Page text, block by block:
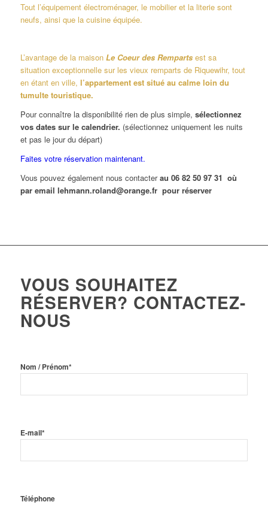
Tout l’équipement électroménager, le mobilier et la literie sont
neufs, ainsi que la cuisine équipée.
L’avantage de la maison Le Coeur des Remparts est sa
situation exceptionnelle sur les vieux remparts de Riquewihr, tout
en étant en ville, l’appartement est situé au calme loin du
tumulte touristique.
Pour connaître la disponibilité rien de plus simple, sélectionnez
vos dates sur le calendrier. (sélectionnez uniquement les nuits
et pas le jour du départ)
Faites votre réservation maintenant.
Vous pouvez également nous contacterau 06 82 50 97 31 où
par email lehmann.roland@orange.fr pour réserver
VOUS SOUHAITEZ
RÉSERVER? CONTACTEZ-
NOUS
Nom / Prénom*
E-mail*
Téléphone